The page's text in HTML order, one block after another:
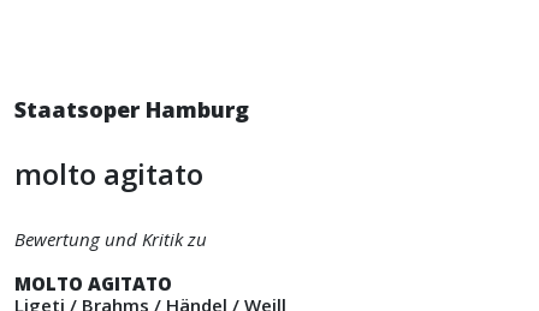
Staatsoper Hamburg
molto agitato
Bewertung und Kritik zu
MOLTO AGITATO
Ligeti / Brahms / Händel / Weill